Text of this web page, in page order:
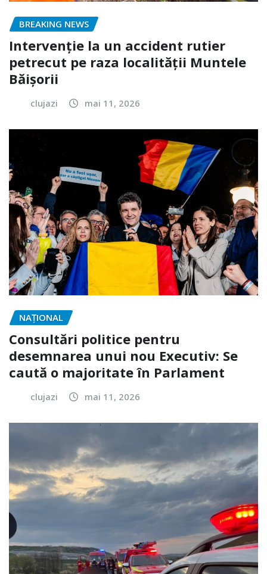
BREAKING NEWS
Intervenție la un accident rutier
petrecut pe raza localității Muntele
Băișorii
clujazi mai 11, 2026
NAŢIONAL
Consultări politice pentru
desemnarea unui nou Executiv: Se
caută o majoritate în Parlament
clujazi mai 11, 2026